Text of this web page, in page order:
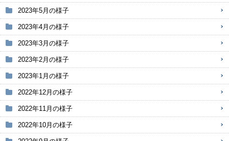
2023年5月の様子
2023年4月の様子
2023年3月の様子
2023年2月の様子
2023年1月の様子
2022年12月の様子
2022年11月の様子
2022年10月の様子